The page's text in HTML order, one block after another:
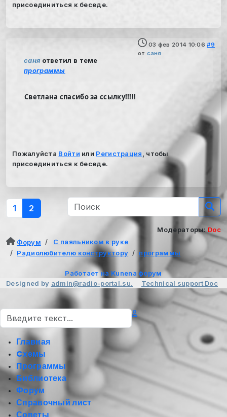
присоединиться к беседе.
03 фев 2014 10:06 #9
от саня
саня ответил в теме
программы
Светлана спасибо за ссылку!!!!!
Пожалуйста Войти или Регистрация, чтобы
присоединиться к беседе.
1 2
Модераторы:Doc
Форум
С паяльником в руке
Радиолюбителю конструктору
программы
Работает на Kunena форум
Designed by admin@radio-portal.su. Technical support Doc
Поиск
Главная
Cхемы
Программы
Библиотека
Форум
Справочный лист
Советы